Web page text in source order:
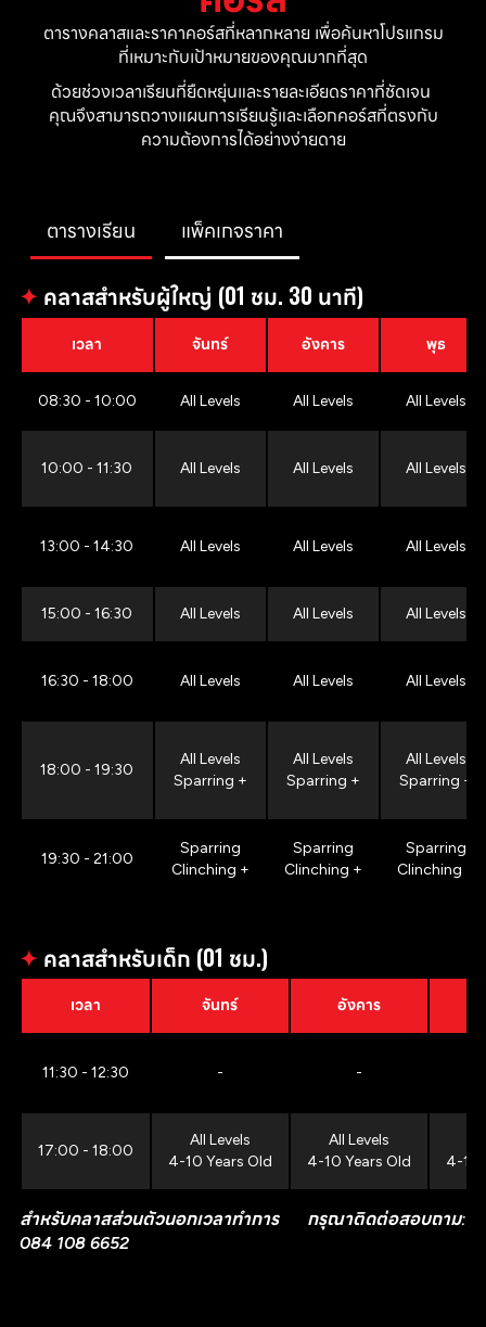
ตารางคลาสและราคาคอร์สที่หลากหลาย เพื่อค้นหาโปรแกรม
ที่เหมาะกับเป้าหมายของคุณมากที่สุด
ด้วยช่วงเวลาเรียนที่ยืดหยุ่นและรายละเอียดราคาที่ชัดเจน
คุณจึงสามารถวางแผนการเรียนรู้และเลือกคอร์สที่ตรงกับ
ความต้องการได้อย่างง่ายดาย
ตารางเรียน แพ็คเกจราคา
✦ คลาสสำหรับผู้ใหญ่ (01 ชม. 30 นาที)
เวลา จันทร์ อังคาร พุธ
08:30 - 10:00 All Levels All Levels All Levels
10:00 - 11:30 All Levels All Levels All Levels
13:00 - 14:30 All Levels All Levels All Levels
15:00 - 16:30 All Levels All Levels All Levels
16:30 - 18:00 All Levels All Levels All Levels
18:00 - 19:30
All Levels
Sparring +
All Levels
Sparring +
All Levels
Sparring +
19:30 - 21:00
Sparring
Clinching +
Sparring
Clinching +
Sparring
Clinching +
✦ คลาสสำหรับเด็ก (01 ชม.)
เวลา จันทร์ อังคาร
11:30 - 12:30 - -
17:00 - 18:00
All Levels
4-10 Years Old
All Levels
4-10 Years Old
4-10
สำหรับคลาสส่วนตัวนอกเวลาทำการ กรุณาติดต่อสอบถาม:
084 108 6652